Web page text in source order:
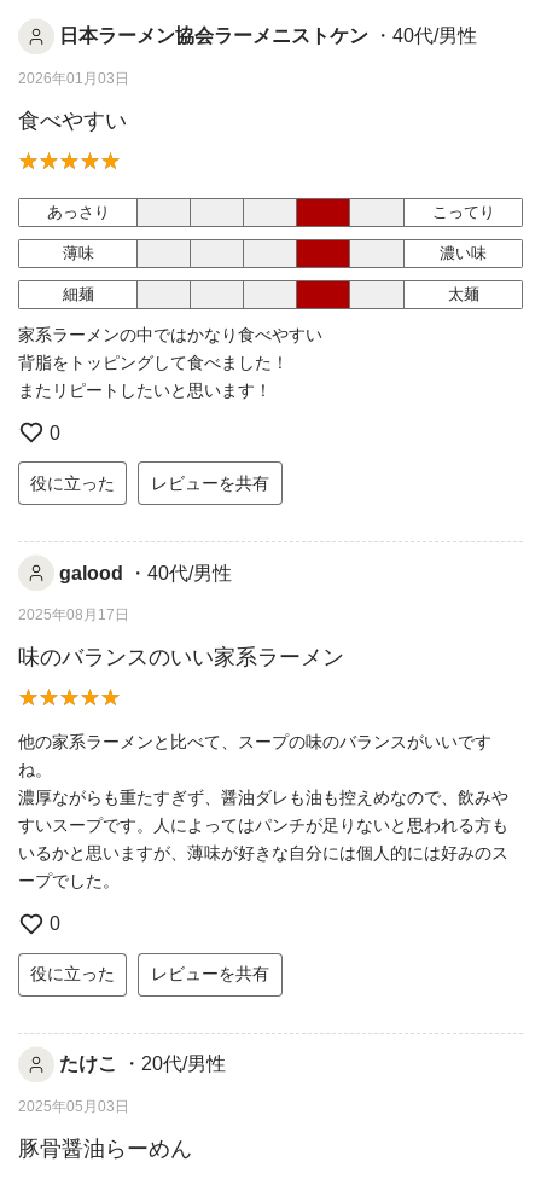
日本ラーメン協会ラーメニストケン ・40代/男性
2026年01月03日
食べやすい
あっさり こってり
薄味 濃い味
細麺 太麺
家系ラーメンの中ではかなり食べやすい
背脂をトッピングして食べました！
またリピートしたいと思います！
0
役に立った レビューを共有
galood ・40代/男性
2025年08月17日
味のバランスのいい家系ラーメン
他の家系ラーメンと比べて、スープの味のバランスがいいです
ね。
濃厚ながらも重たすぎず、醤油ダレも油も控えめなので、飲みや
すいスープです。人によってはパンチが足りないと思われる方も
いるかと思いますが、薄味が好きな自分には個人的には好みのス
ープでした。
0
役に立った レビューを共有
たけこ ・20代/男性
2025年05月03日
豚骨醤油らーめん